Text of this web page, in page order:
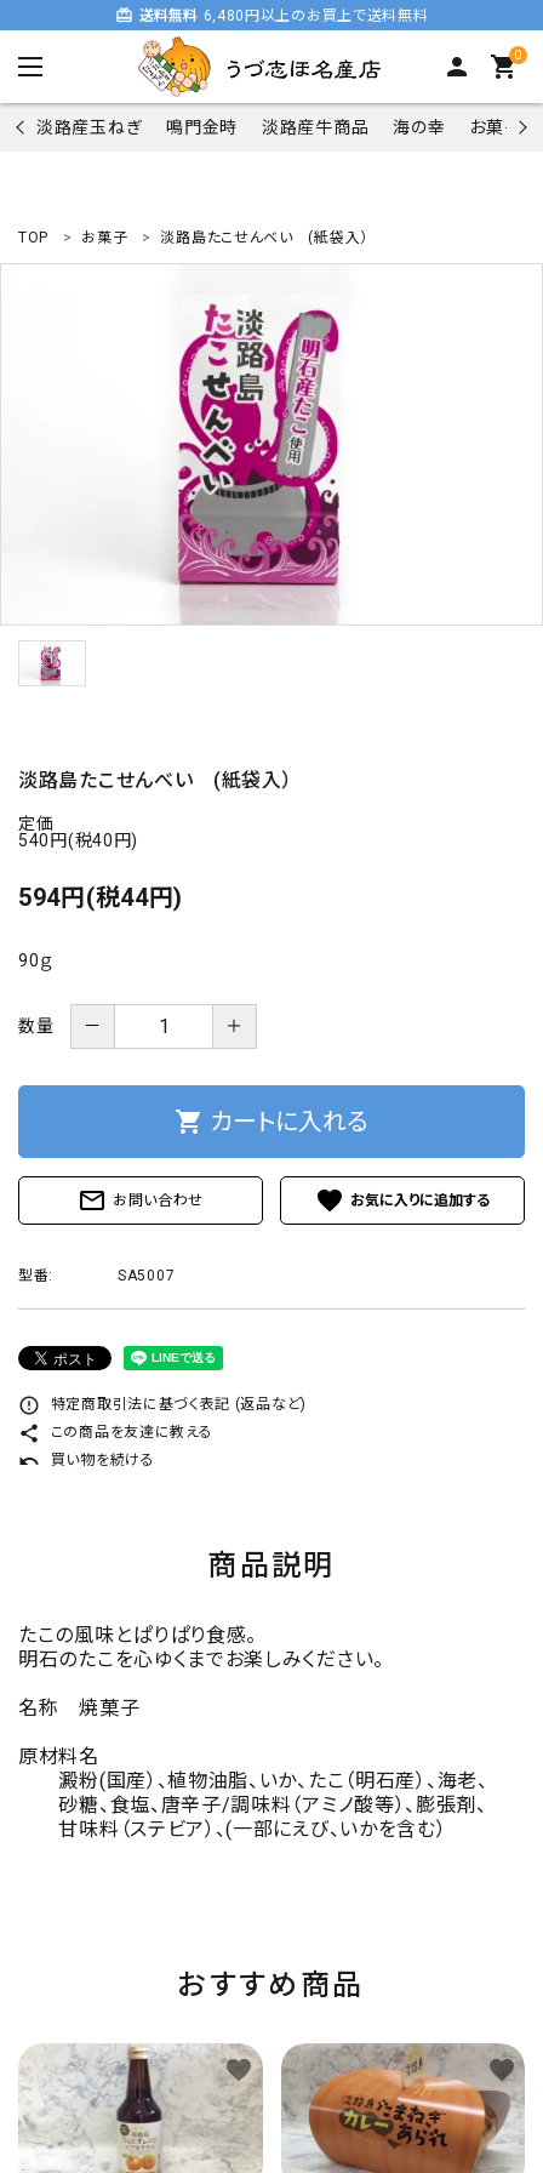
card_giftcard 送料無料 6,480円以上のお買上で送料無料
person 0
shopping_cart
淡路産玉ねぎ 鳴門金時 淡路産牛商品 海の幸 お菓子類
search
お菓子類
玉ちゃん・雑貨
INFORMATIOM
会社概要
お問い合わせ
ログイン
TOP お菓子 淡路島たこせんべい (紙袋入）
淡路島たこせんべい (紙袋入）
定価
540円(税40円)
594円(税44円)
90ｇ
数量 － ＋
shopping_cart カートに入れる
mail_outline お問い合わせ favorite
型番: SA5007
error_outline 特定商取引法に基づく表記 (返品など)
share この商品を友達に教える
undo 買い物を続ける
商品説明
たこの風味とぱりぱり食感。
明石のたこを心ゆくまでお楽しみください。
名称 焼菓子
原材料名
澱粉(国産）、植物油脂、いか、たこ（明石産）、海老、
砂糖、食塩、唐辛子/調味料（アミノ酸等）、膨張剤、
甘味料（ステビア）、(一部にえび、いかを含む）
おすすめ商品
favorite favorite